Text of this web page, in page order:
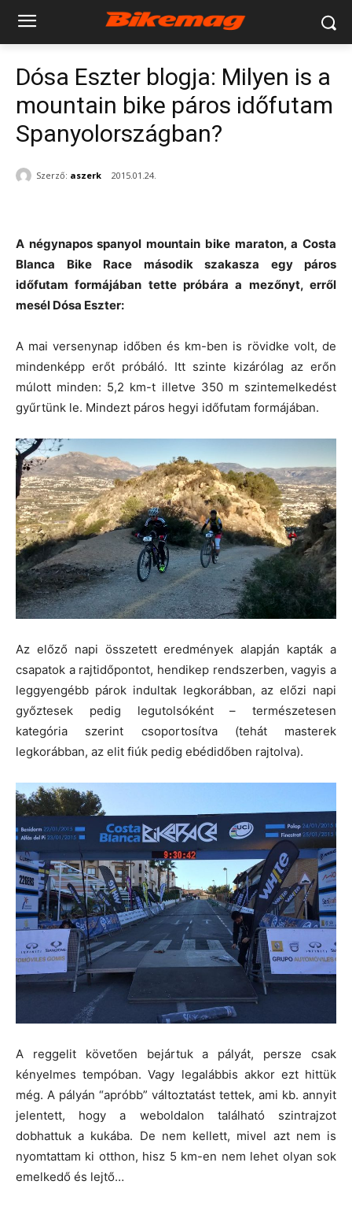
Dósa Eszter blogja: Milyen is a
mountain bike páros időfutam
Spanyolországban?
Szerző: aszerk 2015.01.24.
A négynapos spanyol mountain bike maraton, a Costa
Blanca Bike Race második szakasza egy páros
időfutam formájában tette próbára a mezőnyt, erről
mesél Dósa Eszter:
A mai versenynap időben és km-ben is rövidke volt, de
mindenképp erőt próbáló. Itt szinte kizárólag az erőn
múlott minden: 5,2 km-t illetve 350 m szintemelkedést
gyűrtünk le. Mindezt páros hegyi időfutam formájában.
Az előző napi összetett eredmények alapján kapták a
csapatok a rajtidőpontot, hendikep rendszerben, vagyis a
leggyengébb párok indultak legkorábban, az előzi napi
győztesek pedig legutolsóként – természetesen
kategória szerint csoportosítva (tehát masterek
legkorábban, az elit fiúk pedig ebédidőben rajtolva).
A reggelit követően bejártuk a pályát, persze csak
kényelmes tempóban. Vagy legalábbis akkor ezt hittük
még. A pályán “apróbb” változtatást tettek, ami kb. annyit
jelentett, hogy a weboldalon található szintrajzot
dobhattuk a kukába. De nem kellett, mivel azt nem is
nyomtattam ki otthon, hisz 5 km-en nem lehet olyan sok
emelkedő és lejtő…